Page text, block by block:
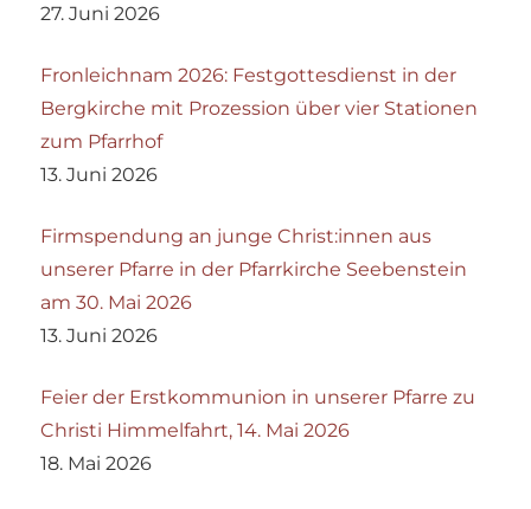
27. Juni 2026
Fronleichnam 2026: Festgottesdienst in der
Bergkirche mit Prozession über vier Stationen
zum Pfarrhof
13. Juni 2026
Firmspendung an junge Christ:innen aus
unserer Pfarre in der Pfarrkirche Seebenstein
am 30. Mai 2026
13. Juni 2026
Feier der Erstkommunion in unserer Pfarre zu
Christi Himmelfahrt, 14. Mai 2026
18. Mai 2026